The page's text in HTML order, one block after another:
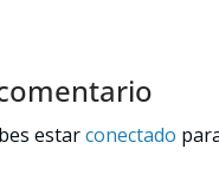
estarconectado